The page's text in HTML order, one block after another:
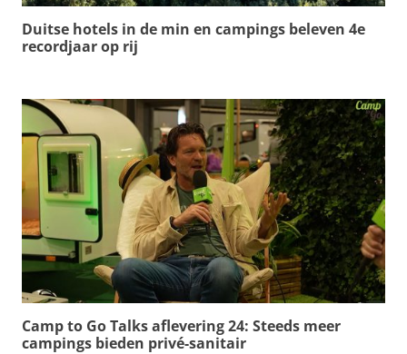
Duitse hotels in de min en campings beleven 4e
recordjaar op rij
Camp to Go Talks aflevering 24: Steeds meer
campings bieden privé-sanitair